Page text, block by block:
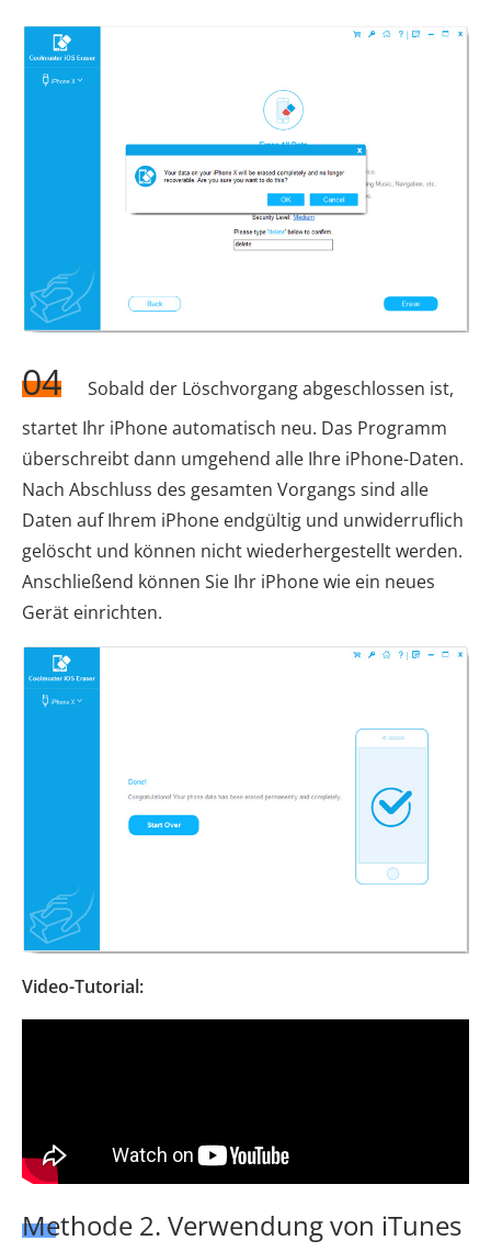
04
Sobald der Löschvorgang abgeschlossen ist,
startet Ihr iPhone automatisch neu. Das Programm
überschreibt dann umgehend alle Ihre iPhone-Daten.
Nach Abschluss des gesamten Vorgangs sind alle
Daten auf Ihrem iPhone endgültig und unwiderruflich
gelöscht und können nicht wiederhergestellt werden.
Anschließend können Sie Ihr iPhone wie ein neues
Gerät einrichten.
Video-Tutorial:
Methode 2. Verwendung von iTunes